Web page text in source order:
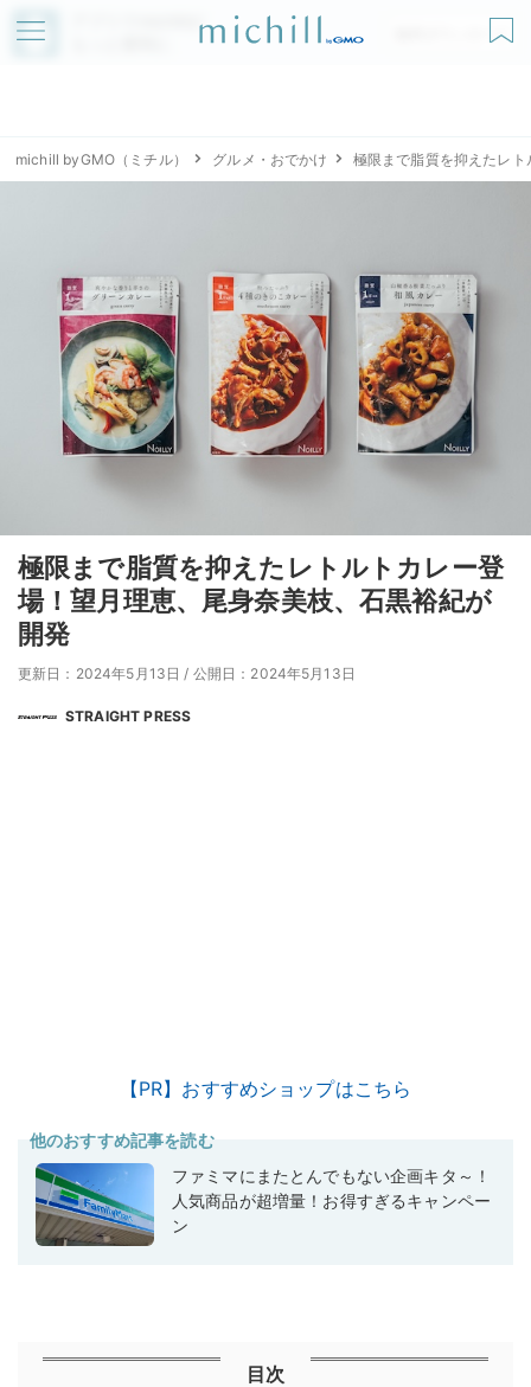
アプリでmichillが
無料ダウンロード
michill byGMO（ミチル） グルメ・おでかけ 極限まで脂質を抑えたレ
極限まで脂質を抑えたレトルトカレー登
場！望月理恵、尾身奈美枝、石黒裕紀が
開発
更新日：2024年5月13日 / 公開日：2024年5月13日
STRAIGHT PRESS
【PR】おすすめショップはこちら
他のおすすめ記事を読む
ファミマにまたとんでもない企画キタ～！
人気商品が超増量！お得すぎるキャンペー
ン
目次